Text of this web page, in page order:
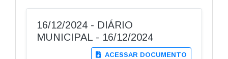
16/12/2024 - DIÁRIO
MUNICIPAL - 16/12/2024
ACESSAR DOCUMENTO